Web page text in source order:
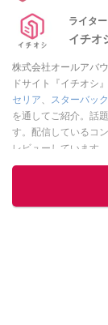
ライタ
イチオ
株式会社オールアバ
ドサイト『イチオシ
セリア、 スターバッ
を通してご紹介。話
す。配信しているコ
レビューしています
ニュースでフォロー